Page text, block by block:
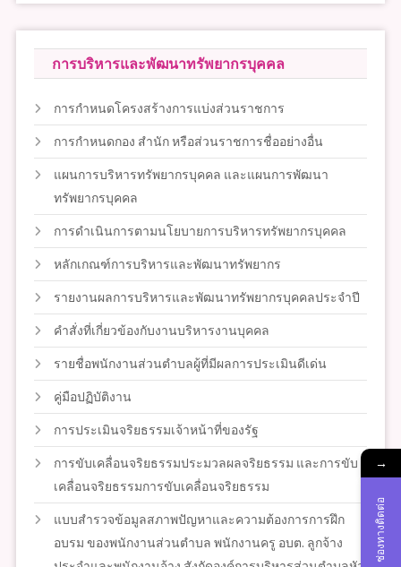
การบริหารและพัฒนาทรัพยากรบุคคล
การกำหนดโครงสร้างการแบ่งส่วนราชการ
การกำหนดกอง สำนัก หรือส่วนราชการชื่ออย่างอื่น
แผนการบริหารทรัพยากรบุคคล และแผนการพัฒนา
ทรัพยากรบุคคล
การดำเนินการตามนโยบายการบริหารทรัพยากรบุคคล
หลักเกณฑ์การบริหารและพัฒนาทรัพยากร
รายงานผลการบริหารและพัฒนาทรัพยากรบุคคลประจำปี
คำสั่งที่เกี่ยวข้องกับงานบริหารงานบุคคล
รายชื่อพนักงานส่วนตำบลผู้ที่มีผลการประเมินดีเด่น
คู่มือปฏิบัติงาน
การประเมินจริยธรรมเจ้าหน้าที่ของรัฐ
การขับเคลื่อนจริยธรรมประมวลผลจริยธรรม และการขับ
เคลื่อนจริยธรรมการขับเคลื่อนจริยธรรม
แบบสำรวจข้อมูลสภาพปัญหาและความต้องการการฝึก
อบรม ของพนักงานส่วนตำบล พนักงานครู อบต. ลูกจ้าง
→
ช่องทางติดต่อ